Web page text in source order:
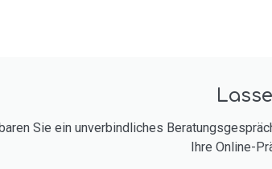
Sie ein unverbindliches
Ihre Online-